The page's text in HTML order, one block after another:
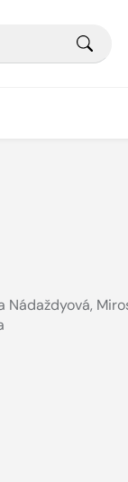
Nádaždyová,